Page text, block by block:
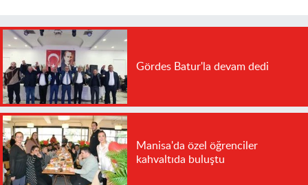
Gördes Batur'la devam dedi
Manisa'da özel öğrenciler
kahvaltıda buluştu